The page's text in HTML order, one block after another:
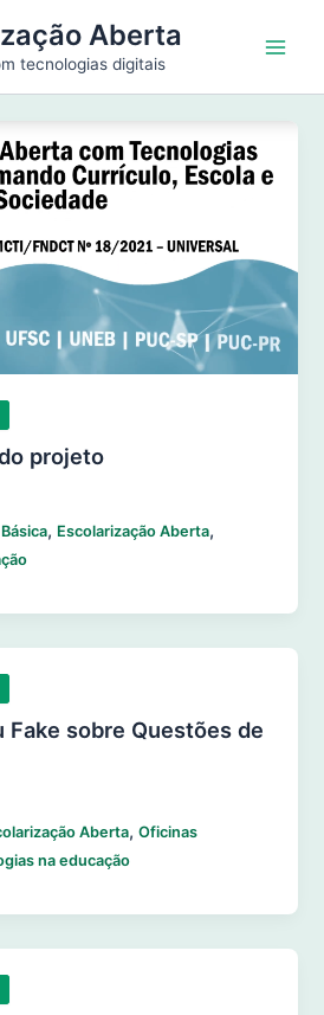
de ferramentas
Aberta
tecnologias digitais
projeto
, Escolarização Aberta,
Fake sobre Questões de
Aberta,Oficinas
na educação